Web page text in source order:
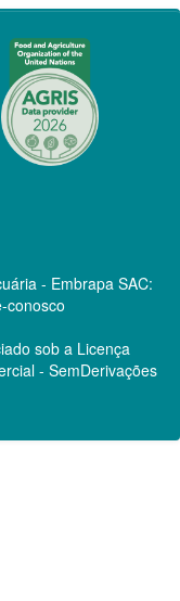
- Embrapa SAC:
conosco
sob a Licença
- SemDerivações